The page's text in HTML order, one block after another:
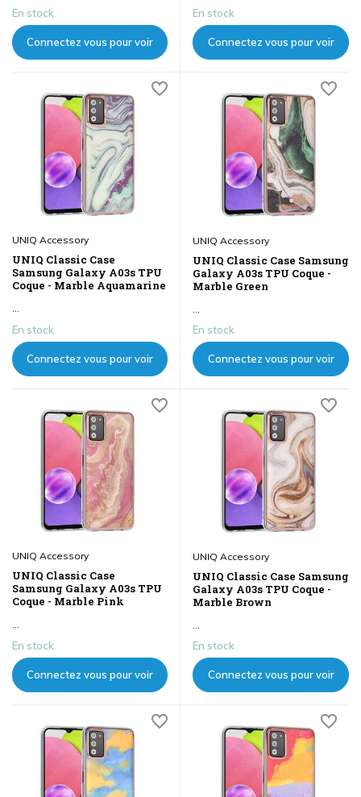
En stock
Connectez vous pour voir
En stock
Connectez vous pour voir
UNIQ Accessory
UNIQ Classic Case
Samsung Galaxy A03s TPU
Coque - Marble Aquamarine
En stock
Connectez vous pour voir
UNIQ Accessory
UNIQ Classic Case Samsung
Galaxy A03s TPU Coque -
Marble Green
En stock
Connectez vous pour voir
UNIQ Accessory
UNIQ Classic Case
Samsung Galaxy A03s TPU
Coque - Marble Pink
...
En stock
Connectez vous pour voir
UNIQ Accessory
UNIQ Classic Case Samsung
Galaxy A03s TPU Coque -
Marble Brown
...
En stock
Connectez vous pour voir